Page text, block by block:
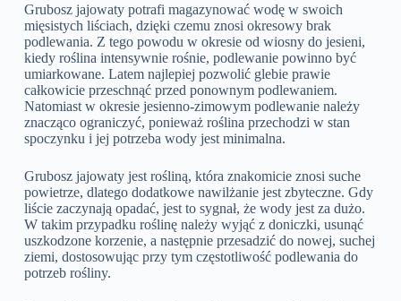
Grubosz jajowaty potrafi magazynować wodę w swoich
mięsistych liściach, dzięki czemu znosi okresowy brak
podlewania. Z tego powodu w okresie od wiosny do jesieni,
kiedy roślina intensywnie rośnie, podlewanie powinno być
umiarkowane. Latem najlepiej pozwolić glebie prawie
całkowicie przeschnąć przed ponownym podlewaniem.
Natomiast w okresie jesienno-zimowym podlewanie należy
znacząco ograniczyć, ponieważ roślina przechodzi w stan
spoczynku i jej potrzeba wody jest minimalna.
Grubosz jajowaty jest rośliną, która znakomicie znosi suche
powietrze, dlatego dodatkowe nawilżanie jest zbyteczne. Gdy
liście zaczynają opadać, jest to sygnał, że wody jest za dużo.
W takim przypadku roślinę należy wyjąć z doniczki, usunąć
uszkodzone korzenie, a następnie przesadzić do nowej, suchej
ziemi, dostosowując przy tym częstotliwość podlewania do
potrzeb rośliny.